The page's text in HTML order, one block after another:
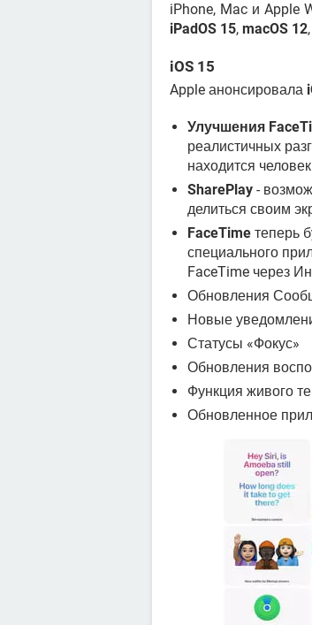
iPhone, Mac и Apple
iPadOS 15, macOS 12,
iOS 15
Apple анонсировала
Улучшения
реалистичных
находится
SharePlay -
делиться своим
FaceTime теперь
специального
FaceTime через
Обновления
Новые
Статусы «Фокус»
Обновления
Функция живого
Обновленное